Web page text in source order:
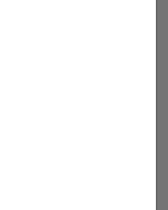
& MS Entra ID